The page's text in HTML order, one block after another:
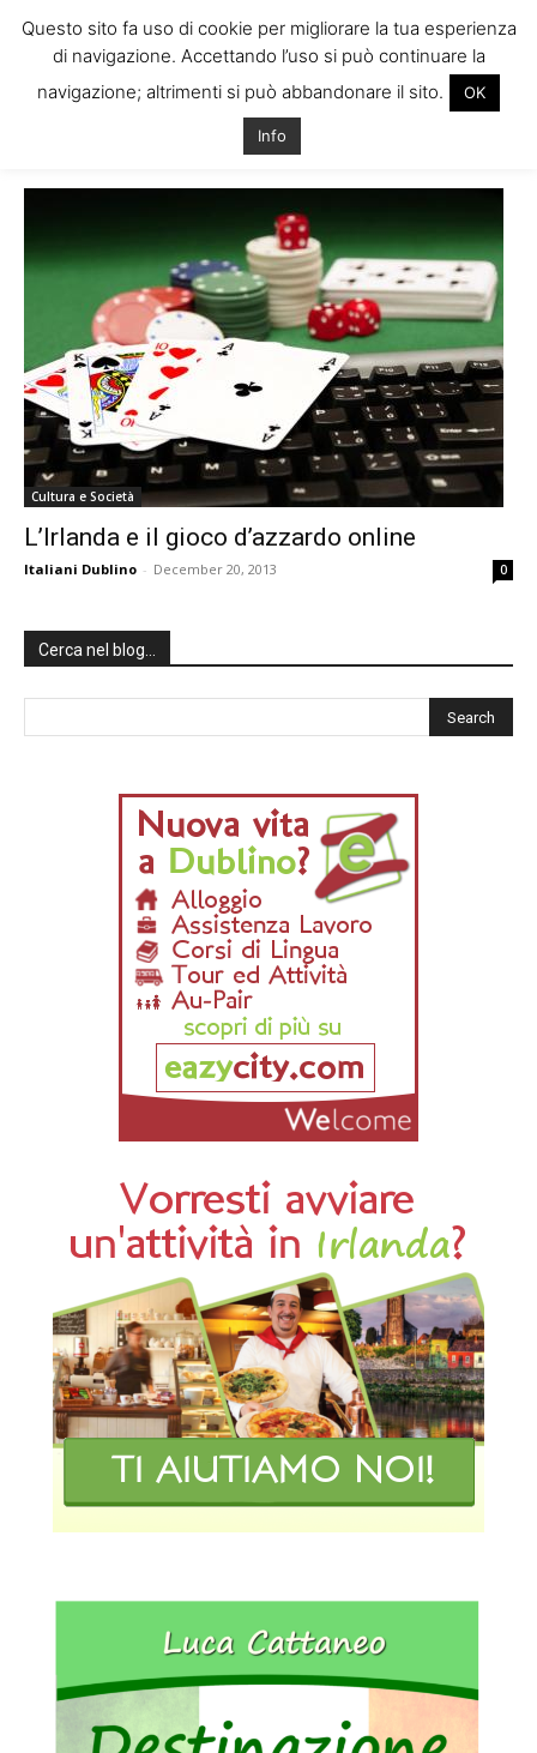
Tag: scommesse irlanda
Cultura e Società
L’Irlanda e il gioco d’azzardo online
Italiani Dublino - December 20, 2013 0
Cerca nel blog…
Questo sito fa uso di cookie per migliorare la tua esperienza
di navigazione. Accettando l’uso si può continuare la
navigazione; altrimenti si può abbandonare il sito.
OK
Info